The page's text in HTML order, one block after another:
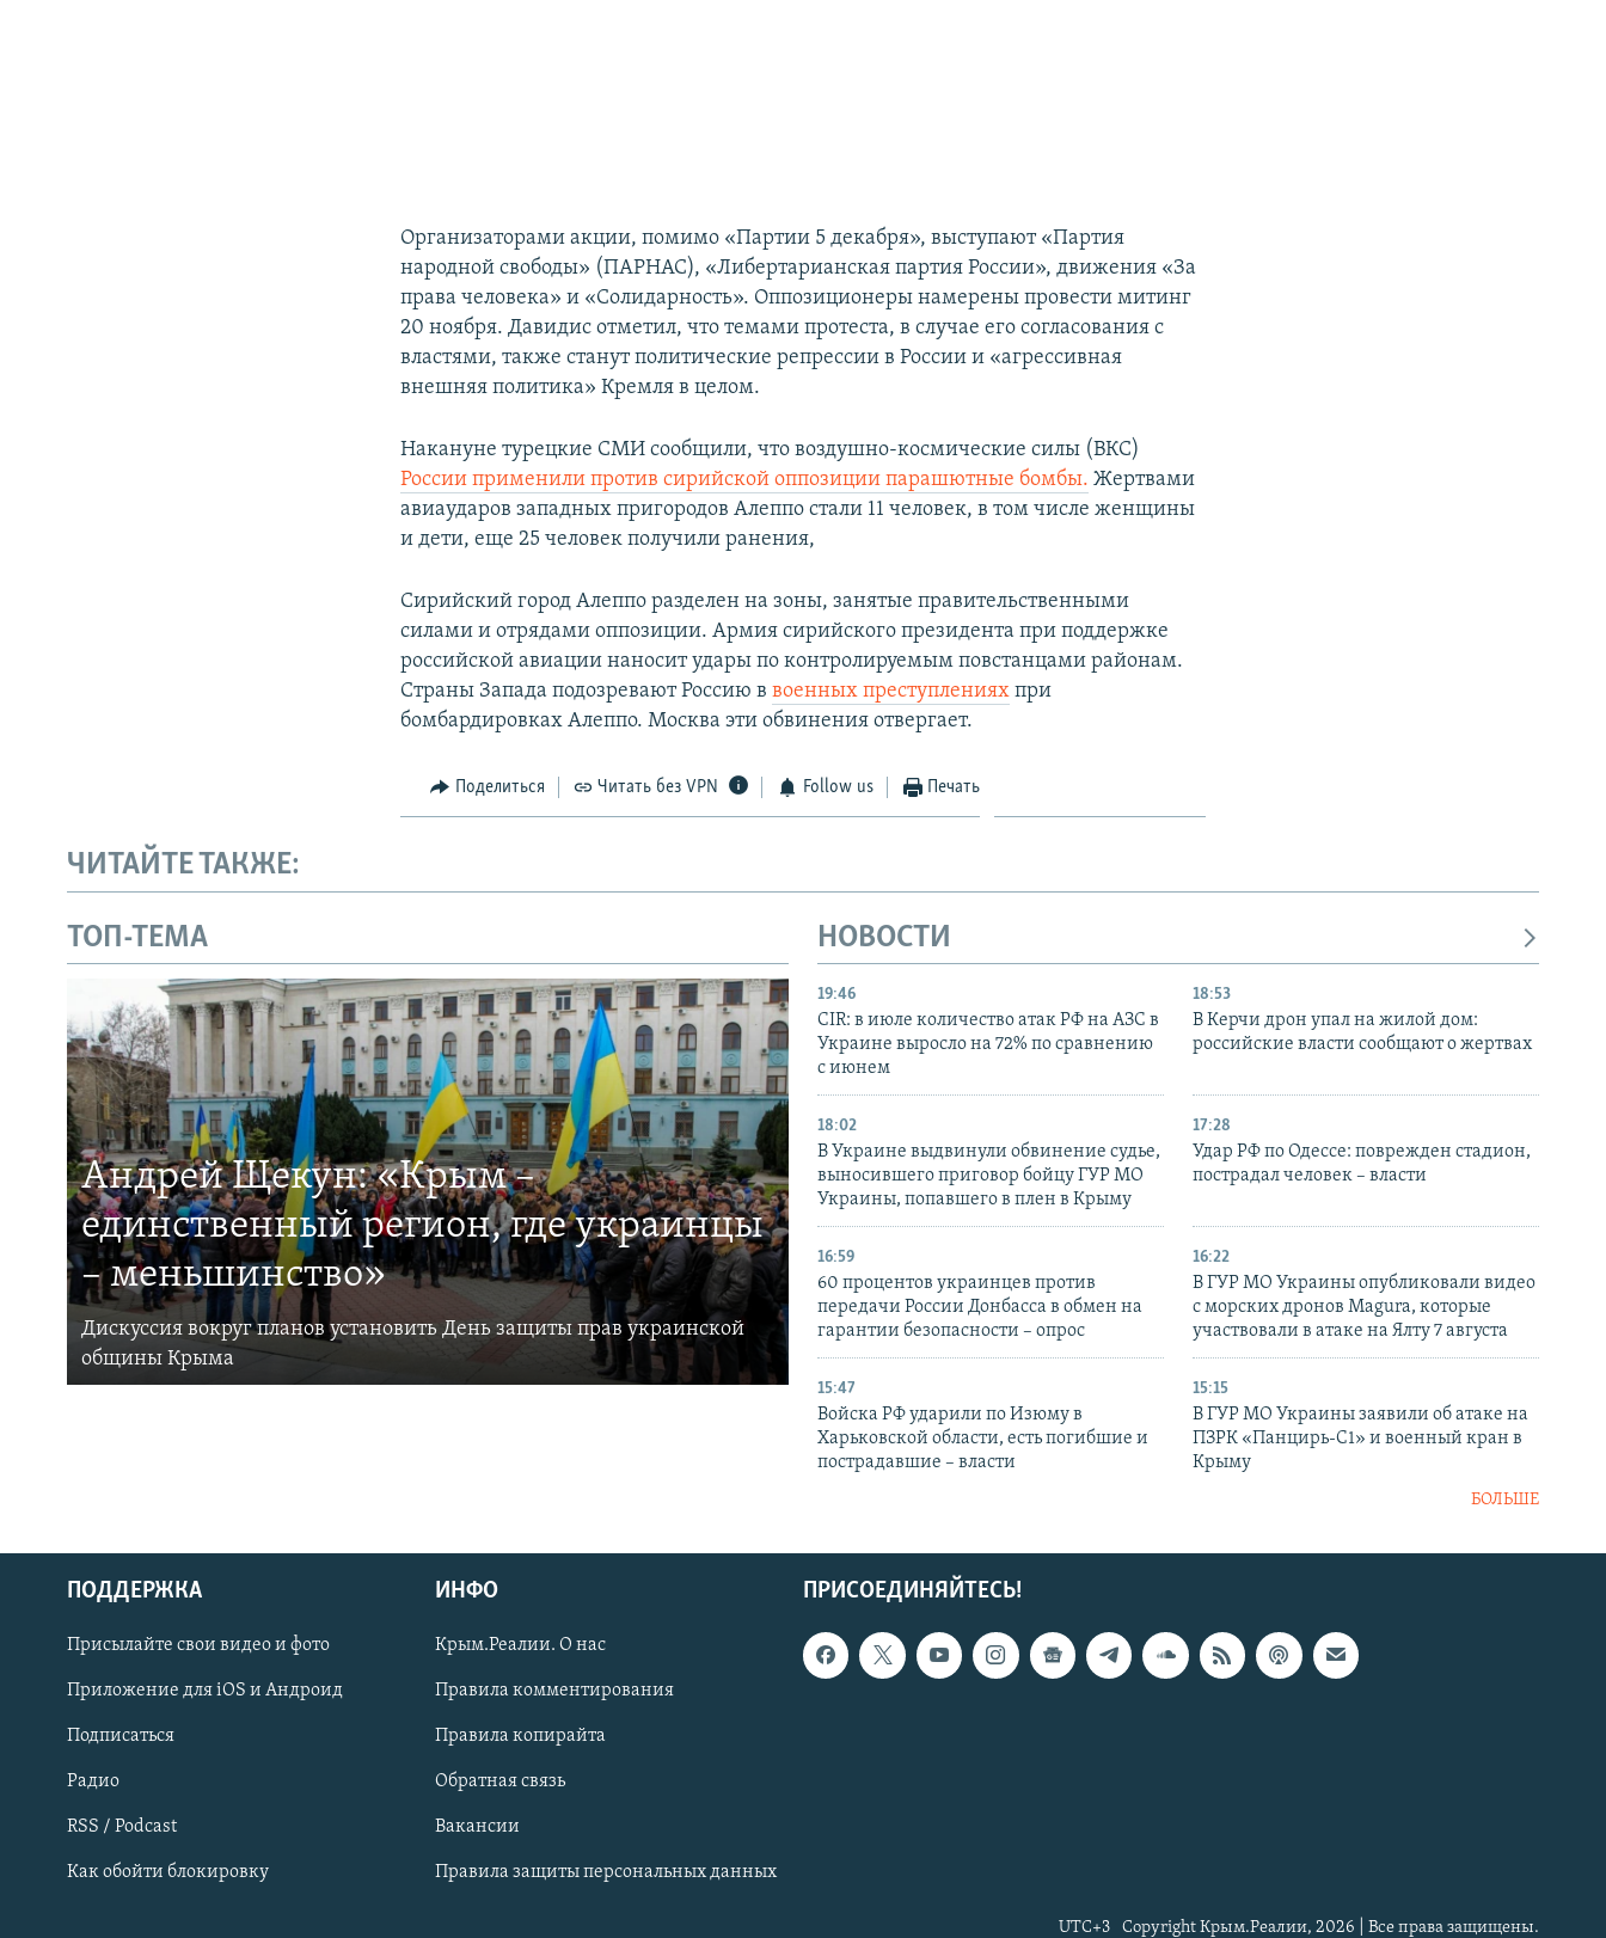
Українською
Qırımtatar
ПРИСОЕДИНЯЙТЕСЬ!
Организаторами акции, помимо «Партии 5 декабря», выступают «Партия
народной свободы» (ПАРНАС), «Либертарианская партия России», движения «За
права человека» и «Солидарность». Оппозиционеры намерены провести митинг
20 ноября. Давидис отметил, что темами протеста, в случае его согласования с
властями, также станут политические репрессии в России и «агрессивная
внешняя политика» Кремля в целом.
Накануне турецкие СМИ сообщили, что воздушно-космические силы (ВКС)
России применили против сирийской оппозиции парашютные бомбы. Жертвами
авиаударов западных пригородов Алеппо стали 11 человек, в том числе женщины
и дети, еще 25 человек получили ранения,
Сирийский город Алеппо разделен на зоны, занятые правительственными
силами и отрядами оппозиции. Армия сирийского президента при поддержке
российской авиации наносит удары по контролируемым повстанцами районам.
Страны Запада подозревают Россию ввоенных преступлениях при
бомбардировках Алеппо. Москва эти обвинения отвергает.
Поделиться Читать без VPN Follow us Печать
ЧИТАЙТЕ ТАКЖЕ:
ТОП-ТЕМА
Андрей Щекун: «Крым –
единственный регион, где украинцы
– меньшинство»
Дискуссия вокруг планов установить День защиты прав украинской
общины Крыма
НОВОСТИ
19:46
CIR: в июле количество атак РФ на АЗС в
Украине выросло на 72% по сравнению
с июнем
18:53
В Керчи дрон упал на жилой дом:
российские власти сообщают о жертвах
18:02
В Украине выдвинули обвинение судье,
выносившего приговор бойцу ГУР МО
Украины, попавшего в плен в Крыму
17:28
Удар РФ по Одессе: поврежден стадион,
пострадал человек – власти
16:59
60 процентов украинцев против
передачи России Донбасса в обмен на
гарантии безопасности – опрос
16:22
В ГУР МО Украины опубликовали видео
с морских дронов Magura, которые
участвовали в атаке на Ялту 7 августа
15:47
Войска РФ ударили по Изюму в
Харьковской области, есть погибшие и
пострадавшие – власти
15:15
В ГУР МО Украины заявили об атаке на
ПЗРК «Панцирь-С1» и военный кран в
Крыму
БОЛЬШЕ
ПРИСОЕДИНЯЙТЕСЬ!
ПОДДЕРЖКА
Присылайте свои видео и фото
Приложение для iOS и Андроид
Подписаться
Радио
RSS / Podcast
Как обойти блокировку
ИНФО
Крым.Реалии. О нас
Правила комментирования
Правила копирайта
Обратная связь
Вакансии
Правила защиты персональных данных
Copyright Крым.Реалии, 2026 | Все права защищены.
UTC+3